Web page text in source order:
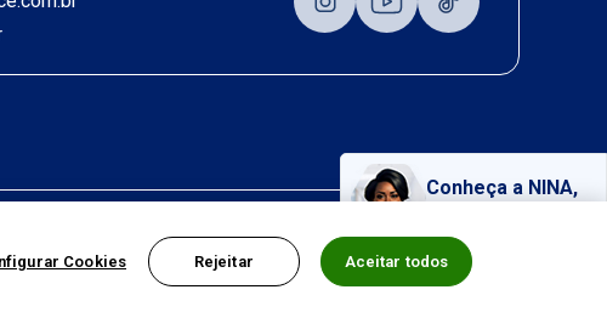
Conheça a NINA,
Cookies Rejeitar Aceitar todos